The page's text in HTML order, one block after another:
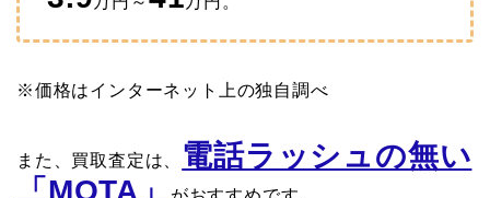
※価格はインターネット上の独自調べ
また、買取査定は、
電話ラッシュの無い
「MOTA」